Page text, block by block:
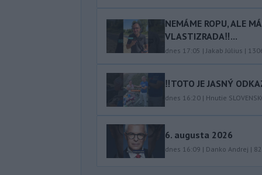
NEMÁME ROPU, ALE
VLASTIZRADA‼️...
dnes 17:05 |Jakab Július |
‼️TOTO JE JASNÝ
dnes 16:20 | Hnutie
6. augusta 2026
dnes 16:09 | Danko Andrej |